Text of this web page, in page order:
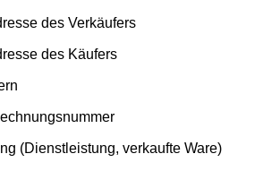
des Verkäufers
des Käufers
(Dienstleistung, verkaufte Ware)